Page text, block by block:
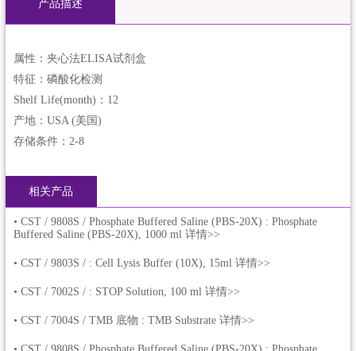
产品描述
属性：夹心法ELISA试剂盒
特征：磷酸化检测
Shelf Life(month)：12
产地：USA (美国)
存储条件：2-8
相关产品
• CST / 9808S / Phosphate Buffered Saline (PBS-20X) : Phosphate
Buffered Saline (PBS-20X), 1000 ml 详情>>
• CST / 9803S / : Cell Lysis Buffer (10X), 15ml 详情>>
• CST / 7002S / : STOP Solution, 100 ml 详情>>
• CST / 7004S / TMB 底物 : TMB Substrate 详情>>